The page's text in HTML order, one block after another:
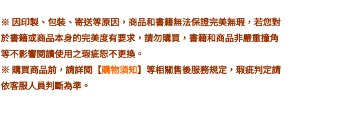
※ 因印製、包裝、寄送等原因，商品和書籍無法保證完美無瑕，若您對
於書籍或商品本身的完美度有要求，請勿購買，書籍和商品非嚴重撞角
等不影響閱讀使用之瑕疵恕不更換。
※ 購買商品前，請詳閱【購物須知】等相關售後服務規定，瑕疵判定請
依客服人員判斷為準。